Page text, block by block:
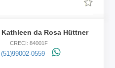
da Rosa Hüttner
CRECI: 84001F
(51)99002-0559